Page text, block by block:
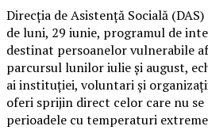
Direcția de Asistență Socială
de luni, 29 iunie, programul de
destinat persoanelor vulnerabile
parcursul lunilor iulie și august,
ai instituției, voluntari și
oferi sprijin direct celor care nu
perioadele cu temperaturi